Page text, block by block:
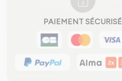
PAIEMENT SÉCURISÉ